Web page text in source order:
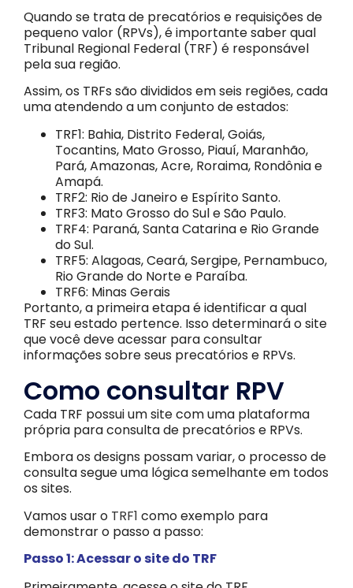
Quando se trata de precatórios e requisições de
pequeno valor (RPVs), é importante saber qual
Tribunal Regional Federal (TRF) é responsável
pela sua região.
Assim, os TRFs são divididos em seis regiões, cada
uma atendendo a um conjunto de estados:
TRF1: Bahia, Distrito Federal, Goiás,
Tocantins, Mato Grosso, Piauí, Maranhão,
Pará, Amazonas, Acre, Roraima, Rondônia e
Amapá.
TRF2: Rio de Janeiro e Espírito Santo.
TRF3: Mato Grosso do Sul e São Paulo.
TRF4: Paraná, Santa Catarina e Rio Grande
do Sul.
TRF5: Alagoas, Ceará, Sergipe, Pernambuco,
Rio Grande do Norte e Paraíba.
TRF6: Minas Gerais
Portanto, a primeira etapa é identificar a qual
TRF seu estado pertence. Isso determinará o site
que você deve acessar para consultar
informações sobre seus precatórios e RPVs.
Como consultar RPV
Cada TRF possui um site com uma plataforma
própria para consulta de precatórios e RPVs.
Embora os designs possam variar, o processo de
consulta segue uma lógica semelhante em todos
os sites.
Vamos usar o TRF1 como exemplo para
demonstrar o passo a passo:
Passo 1: Acessar o site do TRF